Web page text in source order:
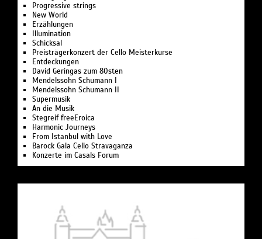
Progressive strings
New World
Erzählungen
Illumination
Schicksal
Preisträgerkonzert der Cello Meisterkurse
Entdeckungen
David Geringas zum 80sten
Mendelssohn Schumann I
Mendelssohn Schumann II
Supermusik
An die Musik
Stegreif freeEroica
Harmonic Journeys
From Istanbul with Love
Barock Gala Cello Stravaganza
Konzerte im Casals Forum